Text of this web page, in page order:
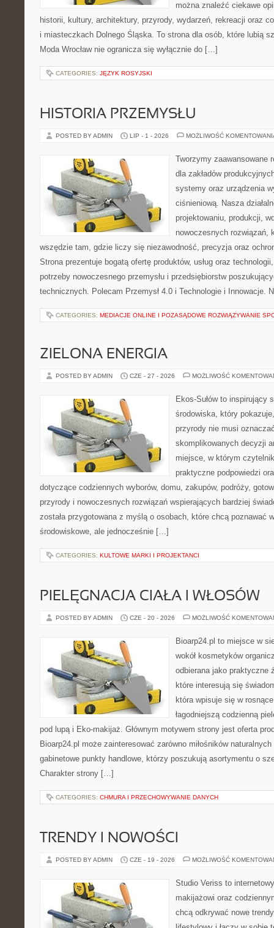
można znaleźć ciekawe
historii, kultury, architektury, przyrody, wydarzeń, rekreacji oraz
i miasteczkach Dolnego Śląska. To strona dla osób, które lubią
Moda Wrocław nie ogranicza się wyłącznie do […]
CATEGORIES: JĘZYK ROSYJSKI
HISTORIA PRZEMYSŁU
POSTED BY ADMIN LIP - 1 - 2026 MOŻLIWOŚĆ
Tworzymy zaawansowane
dla zakładów
systemy oraz urządzenia
ciśnieniową. Nasza
projektowaniu, produkcji,
nowoczesnych rozwiązań,
wszędzie tam, gdzie liczy się niezawodność, precyzja oraz
Strona prezentuje bogatą ofertę produktów, usług oraz
potrzeby nowoczesnego przemysłu i przedsiębiorstw
technicznych. Polecam Przemysł 4.0 i Technologie i Innowacje.
CATEGORIES: MEDIACJE ONLINE I POZASĄDOWE ROZWIĄZYWANIE
ZIELONA ENERGIA
POSTED BY ADMIN CZE - 27 - 2026 MOŻLIWOŚĆ
Ekos-Sułów to inspirujący
środowiska, który
przyrody nie musi
skomplikowanych decyzji
miejsce, w którym
praktyczne podpowiedzi
dotyczące codziennych wyborów, domu, zakupów, podróży,
przyrody i nowoczesnych rozwiązań wspierających bardziej
została przygotowana z myślą o osobach, które chcą poznawać
środowiskowe, ale jednocześnie […]
CATEGORIES: KULTOWE MARKI I PROJEKTANCI
PIELĘGNACJA CIAŁA I WŁOSÓW
POSTED BY ADMIN CZE - 20 - 2026 MOŻLIWOŚĆ
Bioarp24.pl to miejsce w
wokół kosmetyków
odbierana jako praktyczne
które interesują się
która wpisuje się w
łagodniejszą codzienną
pod lupą i Eko-makijaż. Głównym motywem strony jest oferta
Bioarp24.pl może zainteresować zarówno miłośników
gabinetowe punkty handlowe, którzy poszukują asortymentu o
Charakter strony […]
CATEGORIES: CHMURA I PRZECHOWYWANIE DANYCH
TRENDY I NOWOŚCI
POSTED BY ADMIN CZE - 19 - 2026 MOŻLIWOŚĆ
Studio Veriss to
makijażowi oraz
chcą odkrywać nowe